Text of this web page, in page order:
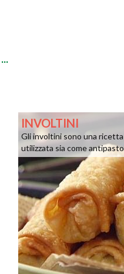
...
INVOLTINI
Gli involtini sono una
utilizzata sia come